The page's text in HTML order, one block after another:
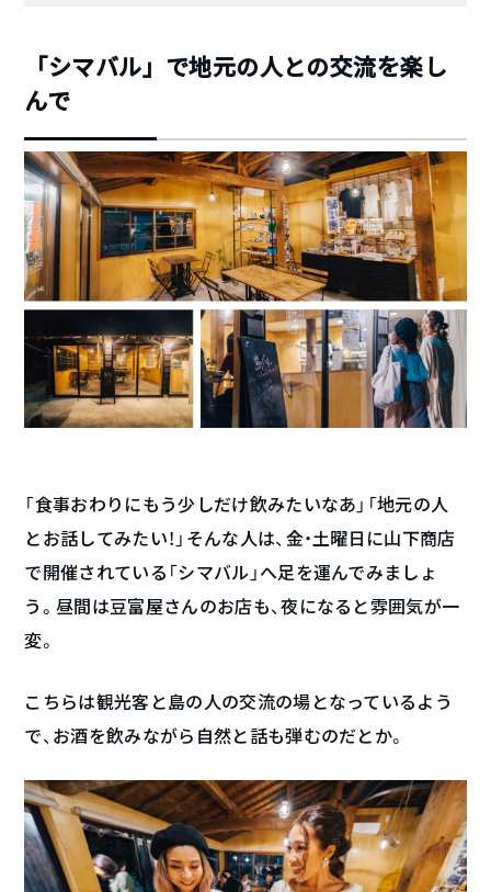
「シマバル」で地元の人との交流を楽し
んで
「食事おわりにもう少しだけ飲みたいなあ」「地元の人
とお話してみたい！」そんな人は、金・土曜日に山下商店
で開催されている「シマバル」へ足を運んでみましょ
う。昼間は豆富屋さんのお店も、夜になると雰囲気が一
変。
こちらは観光客と島の人の交流の場となっているよう
で、お酒を飲みながら自然と話も弾むのだとか。